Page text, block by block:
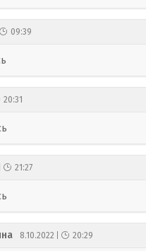
09:39
20:31
21:27
8.10.2022 20:29